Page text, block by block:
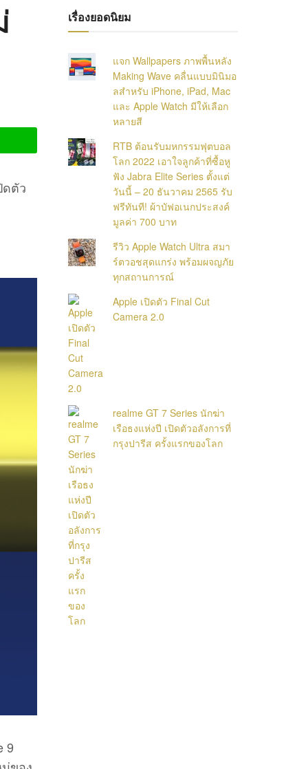
ตัว
9
เรื่องยอดนิยม
แจก Wallpapers ภาพพื้นหลัง
Making Wave คลื่นแบบมินิมอ
ลสำหรับ iPhone, iPad, Mac
และ Apple Watch มีให้เลือก
หลายสี
RTB ต้อนรับมหกรรมฟุตบอล
โลก 2022 เอาใจลูกค้าที่ซื้อหู
ฟัง Jabra Elite Series ตั้งแต่
วันนี้ – 20 ธันวาคม 2565 รับ
ฟรีทันที! ผ้าบัฟอเนกประสงค์
มูลค่า 700 บาท
รีวิว Apple Watch Ultra สมา
ร์ตวอชสุดแกร่ง พร้อมผจญภัย
ทุกสถานการณ์
Apple เปิดตัว Final Cut
Camera 2.0
realme GT 7 Series นักฆ่า
เรือธงแห่งปี เปิดตัวอลังการที่
กรุงปารีส ครั้งแรกของโลก